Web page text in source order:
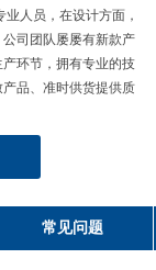
人员，在设计方面，
司团队屡屡有新款产
环节，拥有专业的技
品、准时供货提供质
常见问题